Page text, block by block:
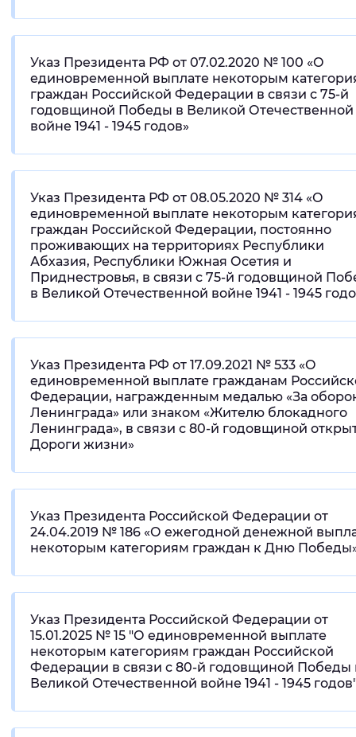
Указ Президента РФ от 07.02.2020 № 100 «О
единовременной выплате некоторым
граждан Российской Федерации в связи с 75-й
годовщиной Победы в Великой Отечественной
войне 1941 - 1945 годов»
Указ Президента РФ от 08.05.2020 № 314 «О
единовременной выплате некоторым
граждан Российской Федерации, постоянно
проживающих на территориях Республики
Абхазия, Республики Южная Осетия и
Приднестровья, в связи с 75-й годовщиной
в Великой Отечественной войне 1941 - 1945
Указ Президента РФ от 17.09.2021 № 533 «О
единовременной выплате гражданам
Федерации, награжденным медалью «За
Ленинграда» или знаком «Жителю блокадного
Ленинграда», в связи с 80-й годовщиной
Дороги жизни»
Указ Президента Российской Федерации от
24.04.2019 № 186 «О ежегодной денежной
некоторым категориям граждан к Дню
Указ Президента Российской Федерации от
15.01.2025 № 15 "О единовременной выплате
некоторым категориям граждан Российской
Федерации в связи с 80-й годовщиной Победы
Великой Отечественной войне 1941 - 1945